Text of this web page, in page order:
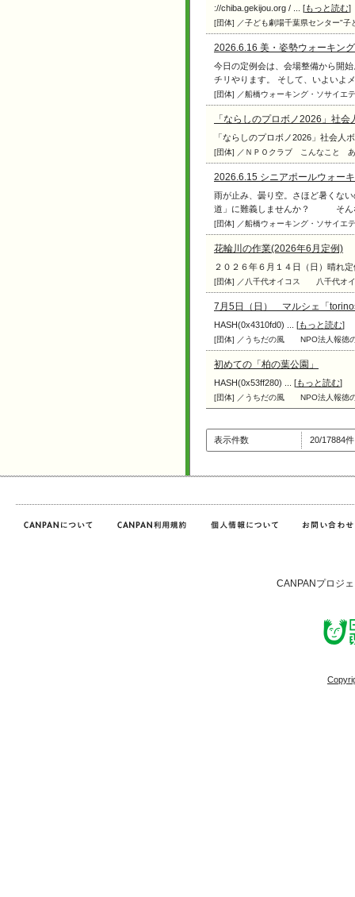
://chiba.gekijou.org / ... [もっと読む]
[団体] ／子ども劇場千葉県センター"子
2026.6.16 美・姿勢ウォーキング
今日の定例会は、会場整備から開
チリやります。 そして、いよいよ
[団体] ／船橋ウォーキング・ソサイエ
「ならしのプロボノ2026」社
「ならしのプロボノ2026」社会人
[団体] ／ＮＰＯクラブ こんなこと
2026.6.15 シニアポールウォー
雨が止み、曇り空。さほど暑くな
道」に難義しませんか？ そんな
[団体] ／船橋ウォーキング・ソサイエ
花輪川の作業(2026年6月定例)
２０２６年６月１４日（日）晴れ
[団体] ／八千代オイコス 八千代オ
7月5日（日） マルシェ「
HASH(0x4310fd0) ... [もっと読む]
[団体] ／うちだの風 NPO法人報
初めての「柏の葉公園」
HASH(0x53ff280) ... [もっと読む]
[団体] ／うちだの風 NPO法人報
表示件数 20/17884
CANPANプロジ